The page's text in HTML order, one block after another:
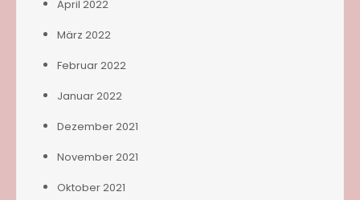
April 2022
März 2022
Februar 2022
Januar 2022
Dezember 2021
November 2021
Oktober 2021